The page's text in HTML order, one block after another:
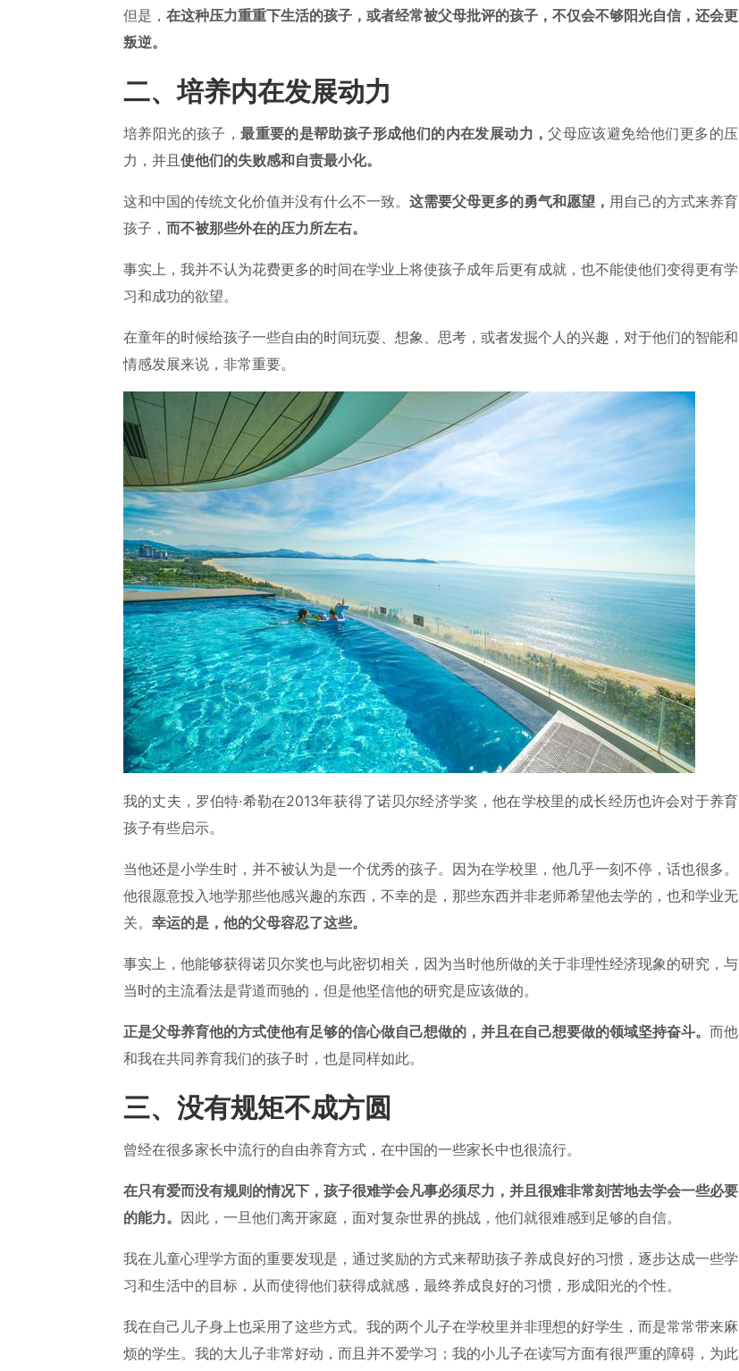
但是， 在这种压力重重下生活的孩子，或者经常被父母批评的孩子，不仅会不够阳光自信，还会更
叛逆。
二、培养内在发展动力
培养阳光的孩子，最重要的是帮助孩子形成他们的内在发展动力，父母应该避免给他们更多的压
力，并且 使他们的失败感和自责最小化。
这和中国的传统文化价值并没有什么不一致。 这需要父母更多的勇气和愿望， 用自己的方式来养育
孩子， 而不被那些外在的压力所左右。
事实上，我并不认为花费更多的时间在学业上将使孩子成年后更有成就，也不能使他们变得更有学
习和成功的欲望。
在童年的时候给孩子一些自由的时间玩耍、想象、思考，或者发掘个人的兴趣，对于他们的智能和
情感发展来说，非常重要。
我的丈夫，罗伯特·希勒在2013年获得了诺贝尔经济学奖，他在学校里的成长经历也许会对于养育
孩子有些启示。
当他还是小学生时，并不被认为是一个优秀的孩子。因为在学校里，他几乎一刻不停，话也很多。
他很愿意投入地学那些他感兴趣的东西，不幸的是，那些东西并非老师希望他去学的，也和学业无
关。 幸运的是，他的父母容忍了这些。
事实上，他能够获得诺贝尔奖也与此密切相关，因为当时他所做的关于非理性经济现象的研究，与
当时的主流看法是背道而驰的，但是他坚信他的研究是应该做的。
正是父母养育他的方式使他有足够的信心做自己想做的，并且在自己想要做的领域坚持奋斗。 而他
和我在共同养育我们的孩子时，也是同样如此。
三、没有规矩不成方圆
曾经在很多家长中流行的自由养育方式，在中国的一些家长中也很流行。
在只有爱而没有规则的情况下，孩子很难学会凡事必须尽力，并且很难非常刻苦地去学会一些必要
的能力。 因此，一旦他们离开家庭，面对复杂世界的挑战，他们就很难感到足够的自信。
我在儿童心理学方面的重要发现是，通过奖励的方式来帮助孩子养成良好的习惯，逐步达成一些学
习和生活中的目标，从而使得他们获得成就感，最终养成良好的习惯，形成阳光的个性。
我在自己儿子身上也采用了这些方式。我的两个儿子在学校里并非理想的好学生，而是常常带来麻
烦的学生。我的大儿子非常好动，而且并不爱学习；我的小儿子在读写方面有很严重的障碍，为此